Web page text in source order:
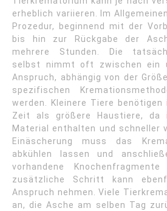
erheblich variieren. Im
Prozedur, beginnend mit der
bis hin zur Rückgabe der
mehrere Stunden. Die
selbst nimmt oft zwischen ein
Anspruch, abhängig von der
spezifischen
werden. Kleinere Tiere benötigen
Zeit als größere Haustiere, da
Material enthalten und schneller
Einäscherung muss das
abkühlen lassen und
vorhandene
zusätzliche Schritt kann
Anspruch nehmen. Viele
an, die Asche am selben Tag